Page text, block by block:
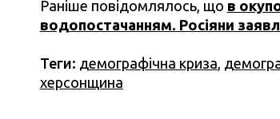
Раніше повідомлялось, що в
водопостачанням. Росіяни
Теги: демографічна криза,
херсонщина